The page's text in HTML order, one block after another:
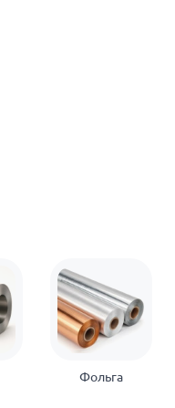
Фольга